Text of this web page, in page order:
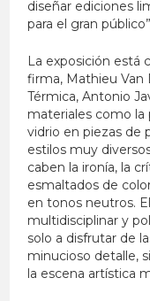
diseñar ediciones
para el gran
La exposición está
firma, Mathieu Van
Térmica, Antonio
materiales como la
vidrio en piezas de
estilos muy
caben la ironía, la
esmaltados de
en tonos neutros.
multidisciplinar y
solo a disfrutar de
minucioso detalle,
la escena artística